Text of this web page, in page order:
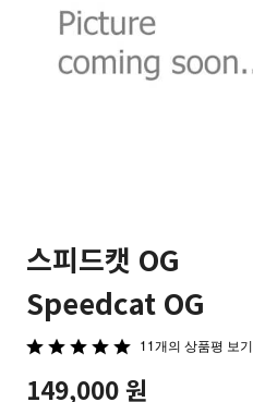
스피드캣 OG
Speedcat OG
5
11개의 상품평 보기
149,000 원